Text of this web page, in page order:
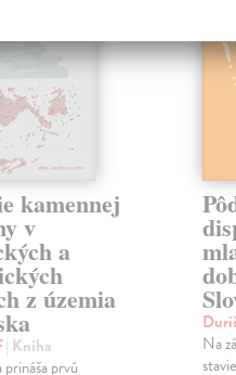
kamennej
v
a
z územia
| Kniha
prvú
Na